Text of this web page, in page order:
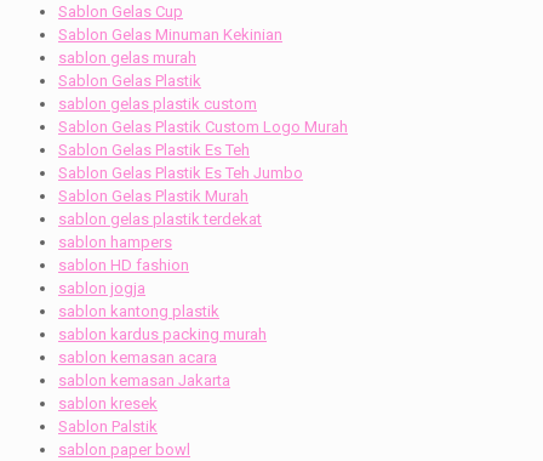
Sablon Gelas Cup
Sablon Gelas Minuman Kekinian
sablon gelas murah
Sablon Gelas Plastik
sablon gelas plastik custom
Sablon Gelas Plastik Custom Logo Murah
Sablon Gelas Plastik Es Teh
Sablon Gelas Plastik Es Teh Jumbo
Sablon Gelas Plastik Murah
sablon gelas plastik terdekat
sablon hampers
sablon HD fashion
sablon jogja
sablon kantong plastik
sablon kardus packing murah
sablon kemasan acara
sablon kemasan Jakarta
sablon kresek
Sablon Palstik
sablon paper bowl